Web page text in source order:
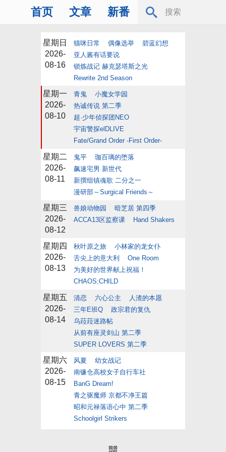
首页 文章 新番
星期日
2026-
08-16
猫咪日常 偶像选举
碧蓝幻想
亚人酱有话要说
锁炼战记 赫克瑟塔斯之光
Rewrite 2nd Season
星期一
2026-
08-10
青鬼
小魔女学园
热诚传说 第二季
超·少年侦探团NEO
宇宙警探elDLIVE
Fate/Grand Order -First Order-
星期二
2026-
08-11
鬼平
珈百璃的堕落
飙速宅男 新世代
新撰组镇魂歌 二分之一
漫研部～Surgical Friends～
星期三
2026-
08-12
兽娘动物园
暗芝居 第四季
ACCA13区监察课
Hand Shakers
星期四
2026-
08-13
秋叶原之旅
小林家的龙女仆
舌尖上的意大利
One Room
为美好的世界献上祝福！
CHAOS;CHILD
星期五
2026-
08-14
清恋 六心公主
人渣的本愿
三年E班Q
政宗君的复仇
乌菈菈迷路帖
从前有座灵剑山 第二季
SUPER LOVERS 第二季
星期六
2026-
08-15
风夏
幼女战记
南镰仓高校女子自行车社
BanG Dream!
青之驱魔师 京都不净王篇
昭和元禄落语心中 第二季
Schoolgirl Strikers